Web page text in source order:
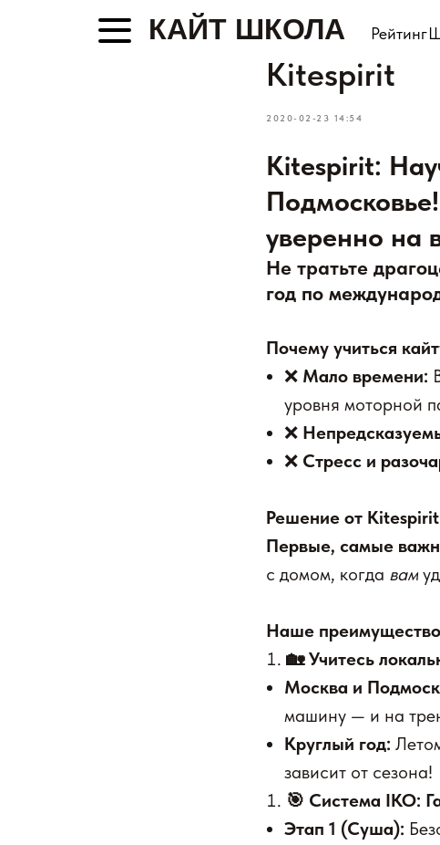
КАТАЛОГ КАЙТ ШКОЛ И МЕСТ ОБУЧЕНИЯ
КАЙТ ШКОЛА Рейтинг
Kitespirit
2020-02-23 14:54
Kitespirit:
уверенно на
Не тратьте
год по
Почему учиться
❌ Мало времени:
уровня моторной
❌
❌ Стресс и
Решение от
Первые, самые
с домом, когда вам
Наше
🏡 Учитесь
Москва и
машину — и на
Круглый год:
зависит от сезона!
🎯 Система IKO:
Этап 1 (Суша):